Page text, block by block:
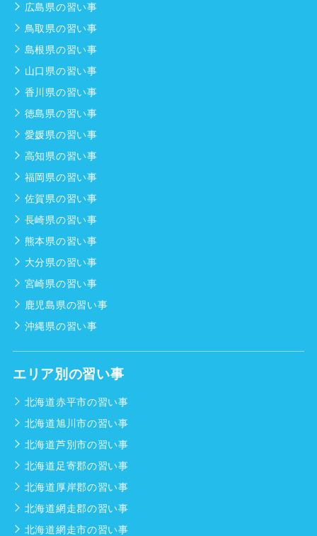
広島県の習い事
鳥取県の習い事
島根県の習い事
山口県の習い事
香川県の習い事
徳島県の習い事
愛媛県の習い事
高知県の習い事
福岡県の習い事
佐賀県の習い事
長崎県の習い事
熊本県の習い事
大分県の習い事
宮崎県の習い事
鹿児島県の習い事
沖縄県の習い事
エリア別の習い事
北海道赤平市の習い事
北海道旭川市の習い事
北海道芦別市の習い事
北海道足寄郡の習い事
北海道厚岸郡の習い事
北海道網走郡の習い事
北海道網走市の習い事